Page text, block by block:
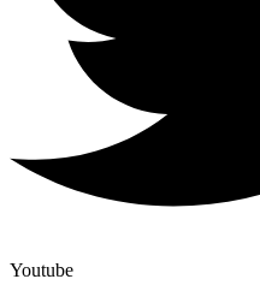
Youtube